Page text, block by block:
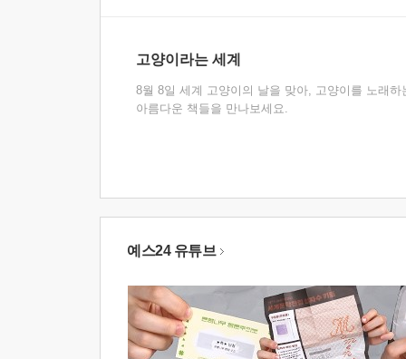
고양이라는 세계
8월 8일 세계 고양이의 날을 맞아, 고양이를 노래하
아름다운 책들을 만나보세요.
예스24 유튜브